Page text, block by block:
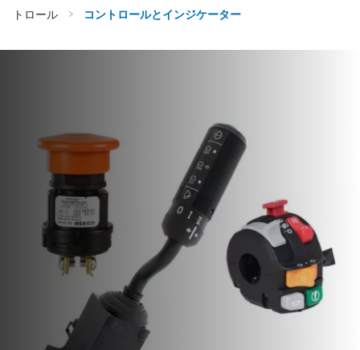
トロール
コントロールとインジケーター